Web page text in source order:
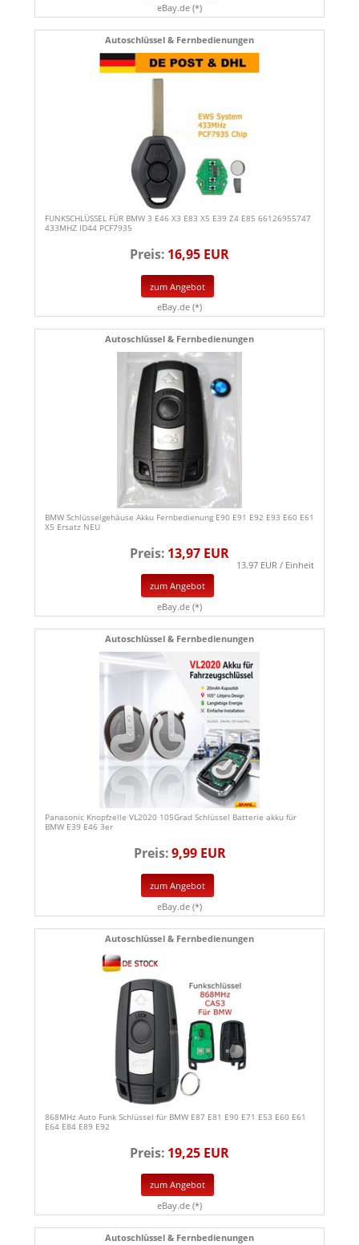
eBay.de (*)
Autoschlüssel & Fernbedienungen
FUNKSCHLÜSSEL FÜR BMW 3 E46 X3 E83 X5 E39 Z4 E85 66126955747
433MHZ ID44 PCF7935
Preis: 16,95 EUR
zum Angebot
eBay.de (*)
Autoschlüssel & Fernbedienungen
BMW Schlüsselgehäuse Akku Fernbedienung E90 E91 E92 E93 E60 E61
X5 Ersatz NEU
Preis: 13,97 EUR
13.97 EUR / Einheit
zum Angebot
eBay.de (*)
Autoschlüssel & Fernbedienungen
Panasonic Knopfzelle VL2020 105Grad Schlüssel Batterie akku für
BMW E39 E46 3er
Preis:9,99 EUR
zum Angebot
eBay.de (*)
Autoschlüssel & Fernbedienungen
868MHz Auto Funk Schlüssel für BMW E87 E81 E90 E71 E53 E60 E61
E64 E84 E89 E92
Preis: 19,25 EUR
zum Angebot
eBay.de (*)
Autoschlüssel & Fernbedienungen